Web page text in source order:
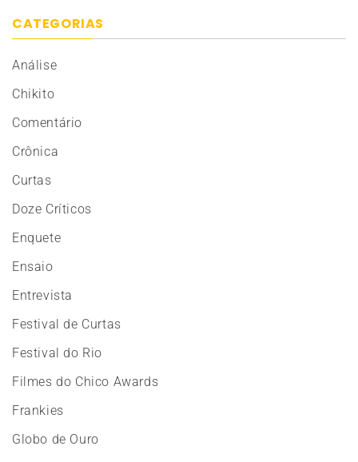
CATEGORIAS
Análise
Chikito
Comentário
Crônica
Curtas
Doze Críticos
Enquete
Ensaio
Entrevista
Festival de Curtas
Festival do Rio
Filmes do Chico Awards
Frankies
Globo de Ouro